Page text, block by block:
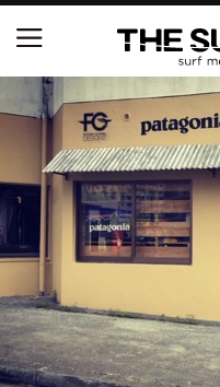
NSAと茅ヶ崎市が
協定は全国初、サ
【五十嵐カノア独
ックとの豪華プラ
S.ONE ショート＆
橋みなと）
ニュース
製品情報